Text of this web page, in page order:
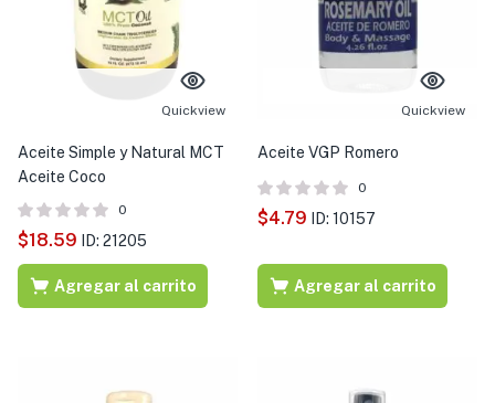
Quickview
Aceite Simple y Natural MCT
Aceite Coco
0
$18.59 ID: 21205
Agregar al carrito
Quickview
Aceite VGP Romero
0
$4.79 ID: 10157
Agregar al carrito